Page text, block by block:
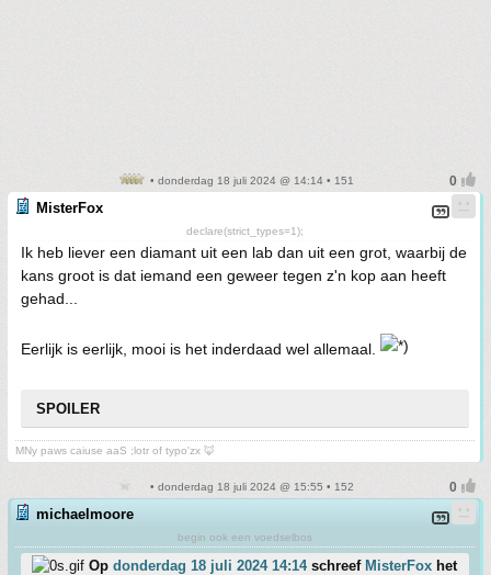
• donderdag 18 juli 2024 @ 14:14 • 151
MisterFox
declare(strict_types=1);
Ik heb liever een diamant uit een lab dan uit een grot, waarbij de
kans groot is dat iemand een geweer tegen z'n kop aan heeft
gehad...
Eerlijk is eerlijk, mooi is het inderdaad wel allemaal.
SPOILER
MNy paws caiuse aaS ;lotr of typo'zx 🦊
• donderdag 18 juli 2024 @ 15:55 • 152
michaelmoore
begin ook een voedselbos
Op donderdag 18 juli 2024 14:14schreef MisterFox het